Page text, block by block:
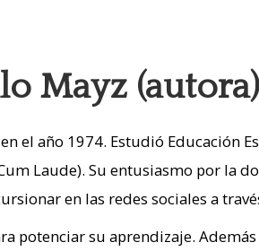
Mayz (autora)
el año 1974. Estudió Educación
Laude). Su entusiasmo por la
en las redes sociales a
potenciar su aprendizaje.